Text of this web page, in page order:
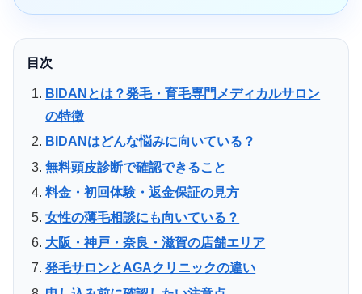
目次
BIDANとは？発毛・育毛専門メディカルサロン
の特徴
BIDANはどんな悩みに向いている？
無料頭皮診断で確認できること
料金・初回体験・返金保証の見方
女性の薄毛相談にも向いている？
大阪・神戸・奈良・滋賀の店舗エリア
発毛サロンとAGAクリニックの違い